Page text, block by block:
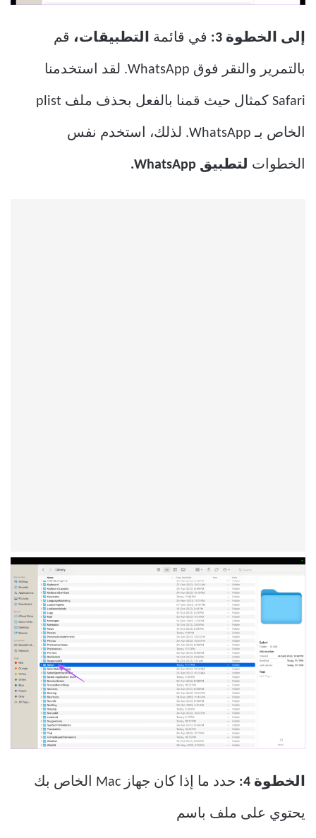
إلى الخطوة 3: في قائمة التطبيقات، قم
بالتمرير والنقر فوق WhatsApp. لقد استخدمنا
Safari كمثال حيث قمنا بالفعل بحذف ملف plist
الخاص بـ WhatsApp. لذلك، استخدم نفس
الخطوات لتطبيق WhatsApp.
الخطوة 4: حدد ما إذا كان جهاز Mac الخاص بك
يحتوي على ملف باسم